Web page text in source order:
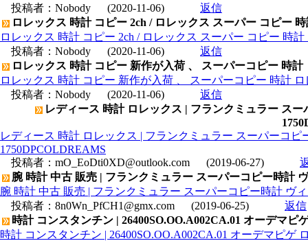
投稿者： Nobody (2020-11-06)
返信
ロレックス 時計 コピー 2ch / ロレックス スーパー コピー
ロレックス 時計 コピー 2ch / ロレックス スーパー コピー 時計
投稿者： Nobody (2020-11-06)
返信
ロレックス 時計 コピー 新作が入荷 、 スーパーコピー 時
ロレックス 時計 コピー 新作が入荷 、 スーパーコピー 時計
投稿者： Nobody (2020-11-06)
返信
レディース 時計 ロレックス | フランクミュラー ス
レディース 時計 ロレックス | フランクミュラー スーパーコ
1750DPCOLDREAMS
投稿者： mO_EoDti0XD@outlook.com (2019-06-27)
腕 時計 中古 販売 | フランクミュラー スーパーコピー時計
腕 時計 中古 販売 | フランクミュラー スーパーコピー時計 ヴ
投稿者： 8n0Wn_PfCH1@gmx.com (2019-06-25)
返信
時計 コンスタンチン | 26400SO.OO.A002CA.01 オーデマ
時計 コンスタンチン | 26400SO.OO.A002CA.01 オーデマピ